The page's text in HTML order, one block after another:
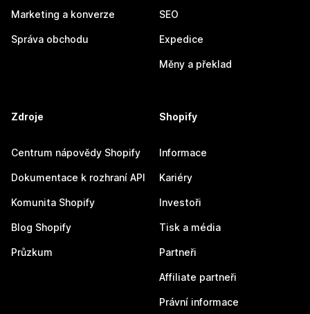
Marketing a konverze
Správa obchodu
SEO
Expedice
Měny a překlad
Zdroje
Centrum nápovědy Shopify
Dokumentace k rozhraní API
Komunita Shopify
Blog Shopify
Průzkum
Shopify
Informace
Kariéry
Investoři
Tisk a média
Partneři
Affiliate partneři
Právní informace